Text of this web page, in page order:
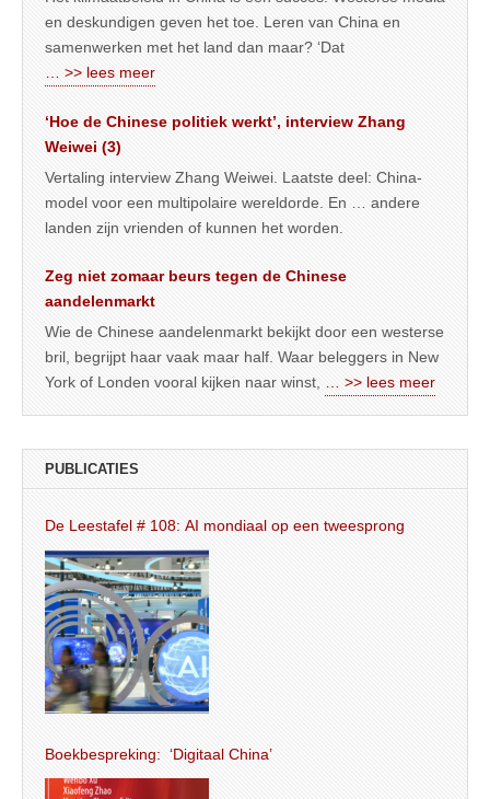
en deskundigen geven het toe. Leren van China en
samenwerken met het land dan maar? ‘Dat
… >> lees meer
‘Hoe de Chinese politiek werkt’, interview Zhang
Weiwei (3)
Vertaling interview Zhang Weiwei. Laatste deel: China-
model voor een multipolaire wereldorde. En … andere
landen zijn vrienden of kunnen het worden.
Zeg niet zomaar beurs tegen de Chinese
aandelenmarkt
Wie de Chinese aandelenmarkt bekijkt door een westerse
bril, begrijpt haar vaak maar half. Waar beleggers in New
York of Londen vooral kijken naar winst,
… >> lees meer
PUBLICATIES
De Leestafel # 108: AI mondiaal op een tweesprong
Boekbespreking: ‘Digitaal China’